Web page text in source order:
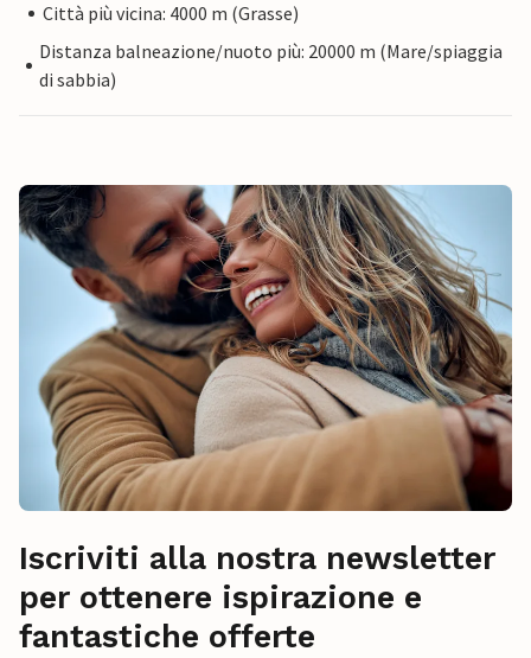
Città più vicina: 4000 m (Grasse)
Distanza balneazione/nuoto più: 20000 m (Mare/spiaggia
di sabbia)
Iscriviti alla nostra newsletter
per ottenere ispirazione e
fantastiche offerte